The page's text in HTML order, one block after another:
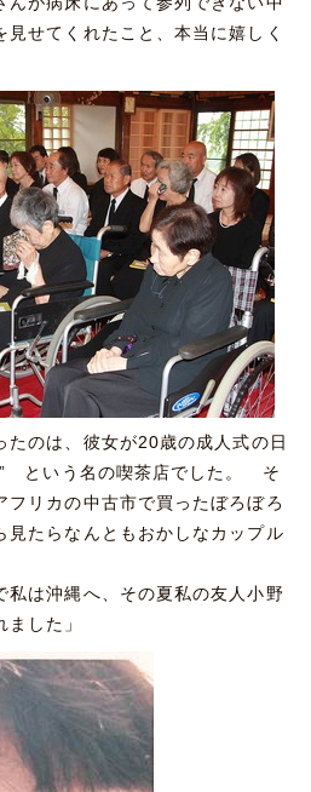
せてくれたこと、本当に嬉しく
たのは、彼女が20歳の成人式の日
という名の喫茶店でした。 そ
フリカの中古市で買ったぼろぼろ
見たらなんともおかしなカップル
私は沖縄へ、その夏私の友人小野
した」